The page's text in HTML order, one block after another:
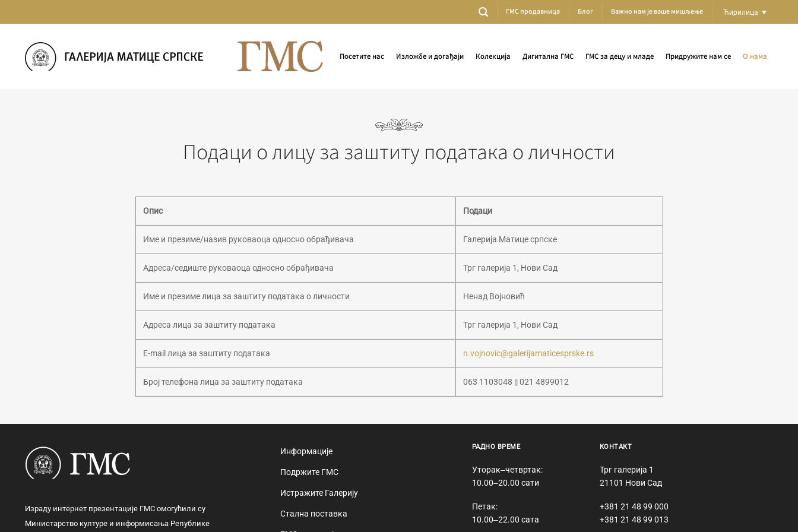
на
ГМС продавница Блог Важно нам је ваше мишљење Ћирилица
Посетите нас Изложбе и догађаји Колекција Дигитална ГМС ГМС за децу и младе Придружите нам се О нама
Подаци о лицу за заштиту података о личности
Опис Подаци
Име и презиме/назив руковаоца односно обрађивача Галерија Матице српске
Адреса/седиште руковаоца односно обрађивача Трг галерија 1, Нови Сад
Име и презиме лица за заштиту података о личности Ненад Војновић
Адреса лица за заштиту података Трг галерија 1, Нови Сад
E-mail лица за заштиту података n.vojnovic@galerijamaticesprske.rs
Број телефона лица за заштиту података 063 1103048 || 021 4899012
Израду интернет презентације ГМС омогућили су
Министарство културе и информисања Републике
Информације
Подржите ГМС
Истражите Галерију
Стална поставка
РАДНО ВРЕМЕ
Уторак‒четвртак:
10.00‒20.00 сати
Петак:
10.00‒22.00 сата
КОНТАКТ
Трг галерија 1
21101 Нови Сад
+381 21 48 99 000
+381 21 48 99 013